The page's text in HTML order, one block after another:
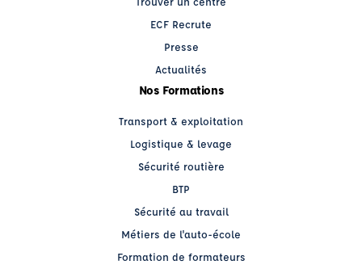
ECF Recrute
Presse
Actualités
Nos Formations
Transport & exploitation
Logistique & levage
Sécurité routière
BTP
Sécurité au travail
Métiers de l'auto-école
Formation de formateurs